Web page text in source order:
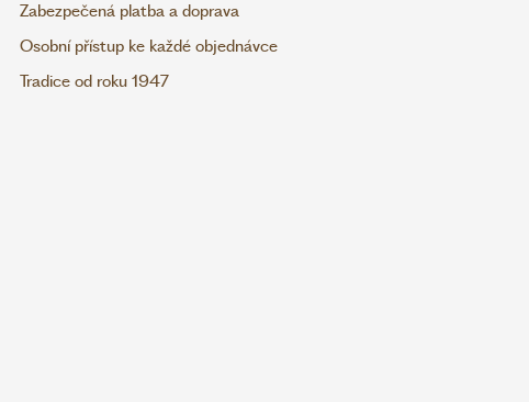
Zabezpečená platba a doprava
Osobní přístup ke každé objednávce
Tradice od roku 1947